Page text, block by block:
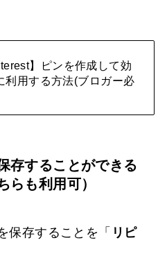
】ピンを作成して効
利用する方法(ブロガー必
存することができる
らも利用可）
保存することを「 リピ